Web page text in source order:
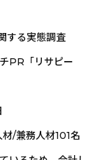
する実態調査
PR「リサピー
/兼務人材101名